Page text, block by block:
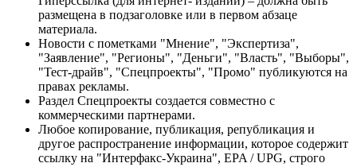
размещена в подзаголовке или в первом абзаце
материала.
Новости с пометками "Мнение", "Экспертиза",
"Заявление", "Регионы", "Деньги", "Власть", "Выборы",
"Тест-драйв", "Спецпроекты", "Промо" публикуются на
правах рекламы.
Раздел Спецпроекты создается совместно с
коммерческими партнерами.
Любое копирование, публикация, републикация и
другое распространение информации, которое содержит
ссылку на "Интерфакс-Украина", EPA / UPG, строго